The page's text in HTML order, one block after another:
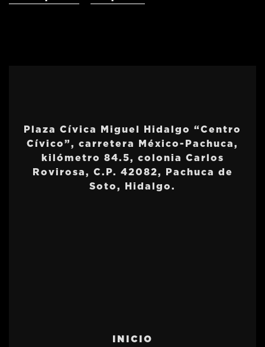
Plaza Cívica Miguel Hidalgo “Centro
Cívico”, carretera México-Pachuca,
kilómetro 84.5, colonia Carlos
Rovirosa, C.P. 42082, Pachuca de
Soto, Hidalgo.
INICIO